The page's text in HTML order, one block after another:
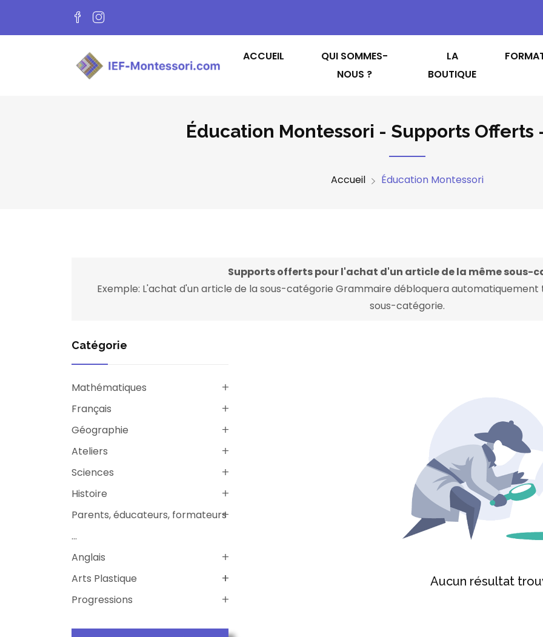
ACCUEIL
QUI SOMMES-
NOUS ?
LA
BOUTIQUE
Éducation Montessori - Supports Offerts
Accueil Éducation Montessori
Supports offerts pour l'achat d'un article de la même sous-
Exemple: L'achat d'un article de la sous-catégorie Grammaire débloquera
sous-catégorie.
Catégorie
Mathématiques
Français
Géographie
Ateliers
Sciences
Histoire
Parents, éducateurs, formateurs
...
Anglais
Arts Plastique
Progressions
Aucun résultat